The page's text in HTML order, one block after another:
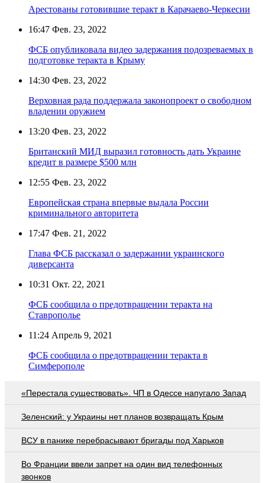
Арестованы готовившие теракт в Карачаево-Черкесии
16:47 Фев. 23, 2022
ФСБ опубликовала видео задержания подозреваемых в
подготовке теракта в Крыму
14:30 Фев. 23, 2022
Верховная рада поддержала законопроект о свободном
владении оружием
13:20 Фев. 23, 2022
Британский МИД выразил готовность дать Украине
кредит в размере $500 млн
12:55 Фев. 23, 2022
Европейская страна впервые выдала России
криминального авторитета
17:47 Фев. 21, 2022
Глава ФСБ рассказал о задержании украинского
диверсанта
10:31 Окт. 22, 2021
ФСБ сообщила о предотвращении теракта на
Ставрополье
11:24 Апрель 9, 2021
ФСБ сообщила о предотвращении теракта в
Симферополе
«Перестала существовать». ЧП в Одессе напугало Запад
Зеленский: у Украины нет планов возвращать Крым
ВСУ в панике перебрасывают бригады под Харьков
Во Франции ввели запрет на один вид телефонных
звонков